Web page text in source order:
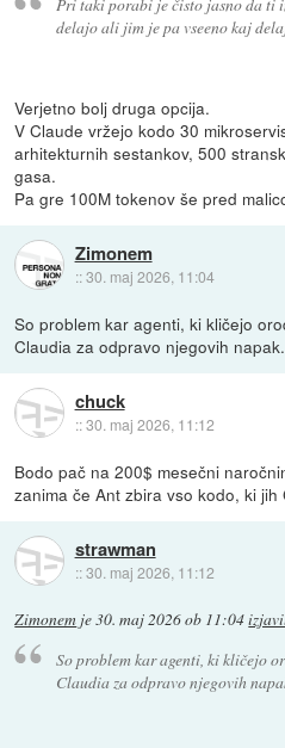
Pri taki porabi je čisto jasno da ti
delajo ali jim je pa vseeno kaj
Verjetno bolj druga opcija.
V Claude vržejo kodo 30
arhitekturnih sestankov, 500
gasa.
Pa gre 100M tokenov še pred
Zimonem
::30. maj 2026, 11:04
So problem kar agenti, ki kličejo
Claudia za odpravo njegovih napak.
chuck
::30. maj 2026, 11:12
Bodo pač na 200$ mesečni
zanima če Ant zbira vso kodo, ki jih
strawman
::30. maj 2026, 11:12
Zimonem je30. maj 2026 ob 11:04
So problem kar agenti, ki kličejo
Claudia za odpravo njegovih